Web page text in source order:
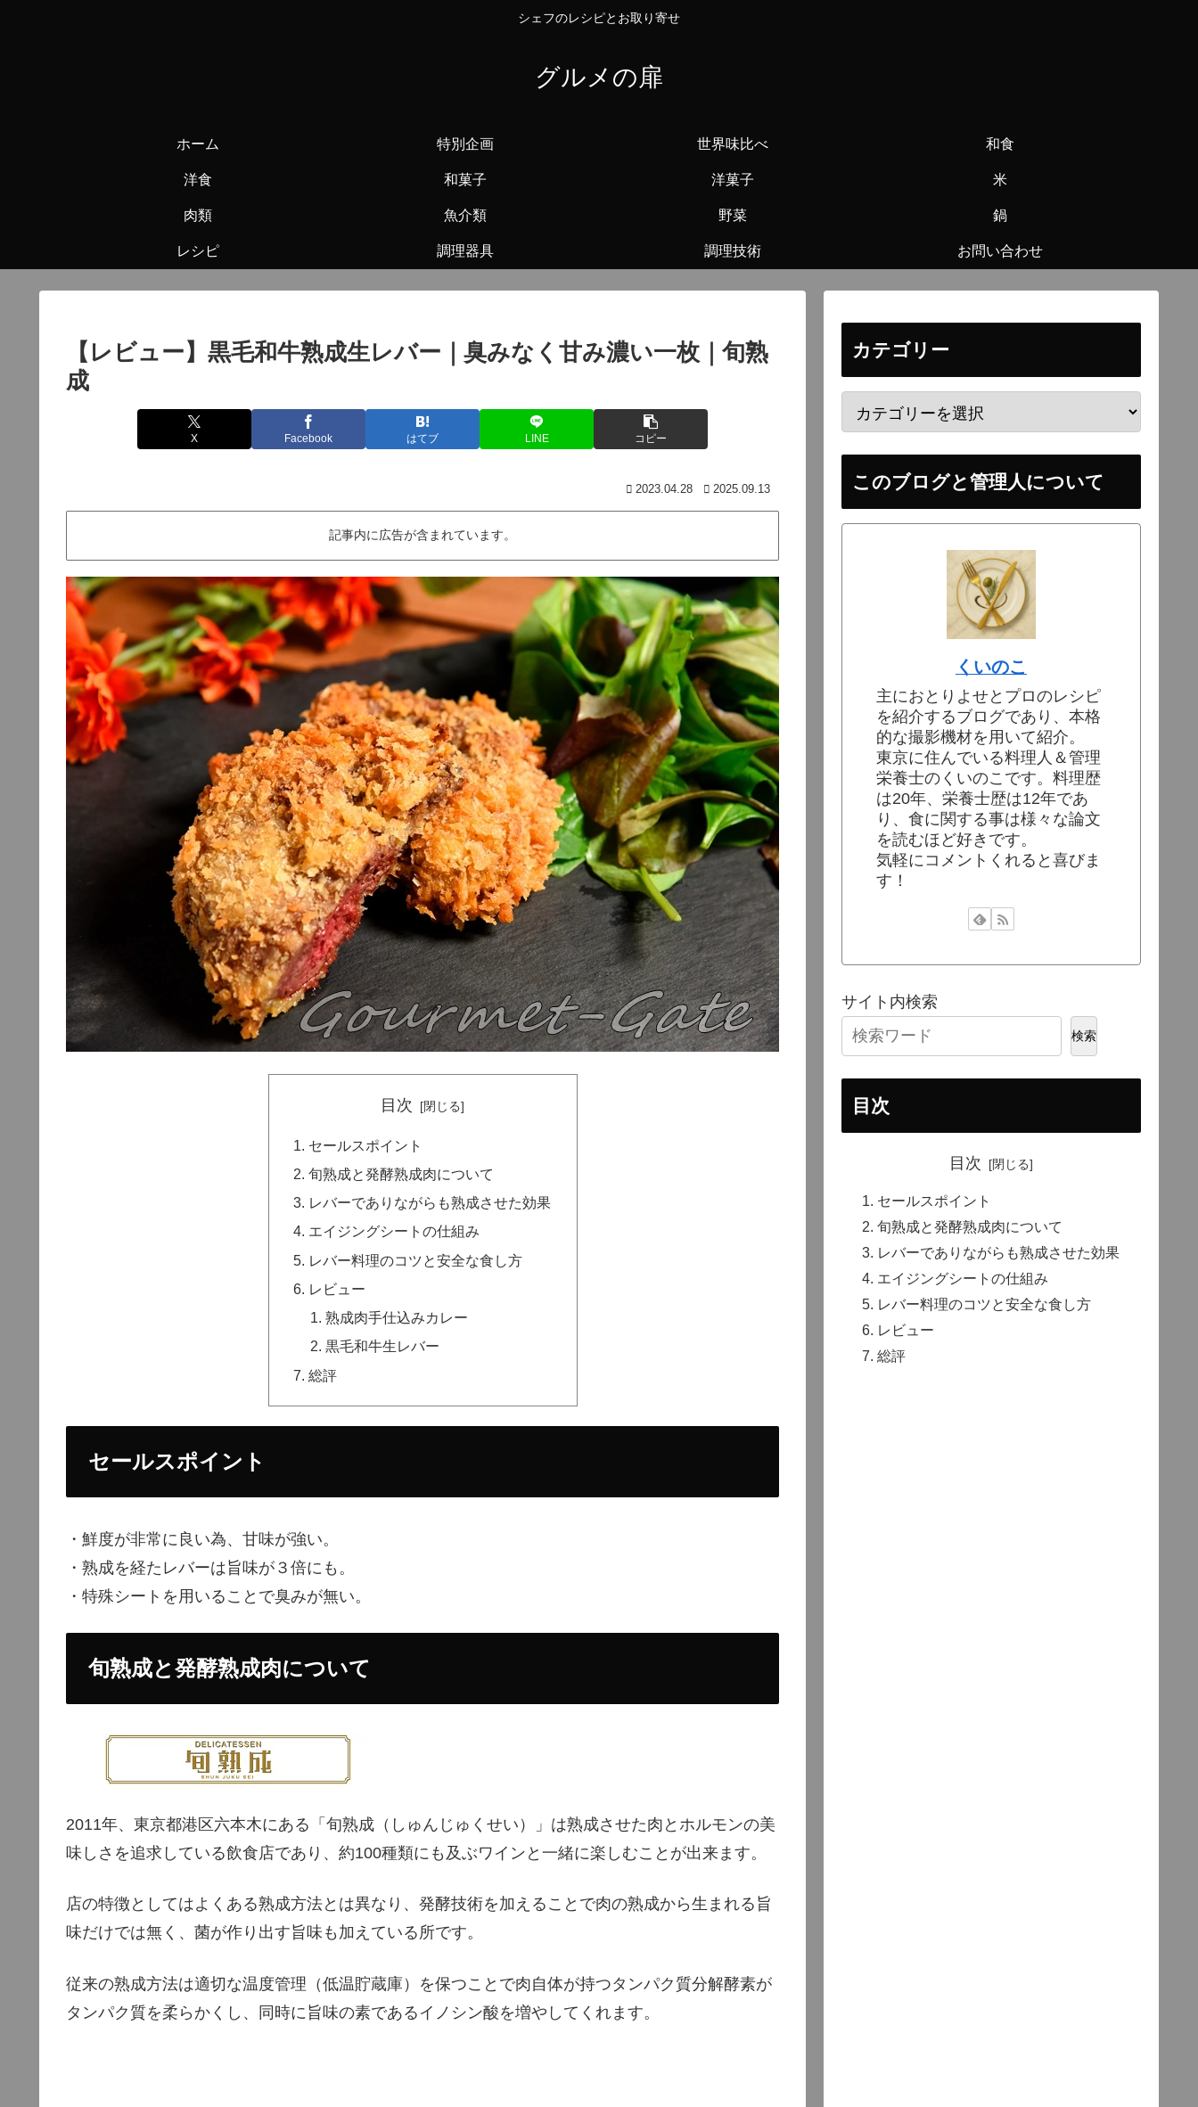
シェフのレシピとお取り寄せ
グルメの扉
ホーム 特別企画 世界味比べ 和食
洋食 和菓子 洋菓子 米
肉類 魚介類 野菜 鍋
レシピ 調理器具 調理技術 お問い合わせ
【レビュー】黒毛和牛熟成生レバー｜臭みなく甘み濃い一枚｜旬熟
成
X Facebook はてブ LINE コピー
2023.04.28 2025.09.13
記事内に広告が含まれています。
目次
セールスポイント
旬熟成と発酵熟成肉について
レバーでありながらも熟成させた効果
エイジングシートの仕組み
レバー料理のコツと安全な食し方
レビュー
熟成肉手仕込みカレー
黒毛和牛生レバー
総評
セールスポイント
・鮮度が非常に良い為、甘味が強い。
・熟成を経たレバーは旨味が３倍にも。
・特殊シートを用いることで臭みが無い。
旬熟成と発酵熟成肉について
2011年、東京都港区六本木にある「旬熟成（しゅんじゅくせい）」は熟成させた肉とホルモンの美
味しさを追求している飲食店であり、約100種類にも及ぶワインと一緒に楽しむことが出来ます。
店の特徴としてはよくある熟成方法とは異なり、発酵技術を加えることで肉の熟成から生まれる旨
味だけでは無く、菌が作り出す旨味も加えている所です。
従来の熟成方法は適切な温度管理（低温貯蔵庫）を保つことで肉自体が持つタンパク質分解酵素が
タンパク質を柔らかくし、同時に旨味の素であるイノシン酸を増やしてくれます。
カテゴリー
このブログと管理人について
くいのこ
主におとりよせとプロのレシピ
を紹介するブログであり、本格
的な撮影機材を用いて紹介。
東京に住んでいる料理人＆管理
栄養士のくいのこです。料理歴
は20年、栄養士歴は12年であ
り、食に関する事は様々な論文
を読むほど好きです。
気軽にコメントくれると喜びま
す！
サイト内検索
検索
目次
目次
セールスポイント
旬熟成と発酵熟成肉について
レバーでありながらも熟成させた効果
エイジングシートの仕組み
レバー料理のコツと安全な食し方
レビュー
総評